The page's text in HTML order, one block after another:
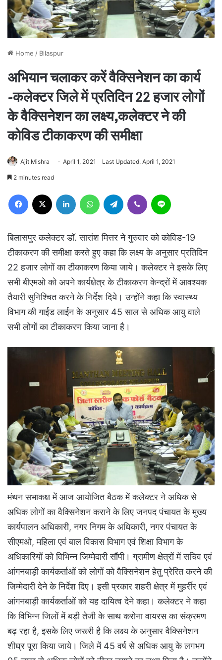
Home / Bilaspur
अभियान चलाकर करें वैक्सिनेशन का कार्य
-कलेक्टर जिले में प्रतिदिन 22 हजार लोगों
के वैक्सिनेशन का लक्ष्य,कलेक्टर ने की
कोविड टीकाकरण की समीक्षा
Ajit Mishra April 1, 2021 Last Updated: April 1, 2021
2 minutes read
Facebook LinkedIn WhatsAppTelegram Viber
बिलासपुर कलेक्टर डाॅ. सारांश मित्तर ने गुरुवार को कोविड-19
टीकाकरण की समीक्षा करते हुए कहा कि लक्ष्य के अनुसार प्रतिदिन
22 हजार लोगों का टीकाकरण किया जाये। कलेक्टर ने इसके लिए
सभी बीएमओ को अपने कार्यक्षेत्र के टीकाकरण केन्द्रों में आवश्यक
तैयारी सुनिश्चित करने के निर्देश दिये। उन्होंने कहा कि स्वास्थ्य
विभाग की गाईड लाईन के अनुसार 45 साल से अधिक आयु वाले
सभी लोगों का टीकाकरण किया जाना है।
मंथन सभाकक्ष में आज आयोजित बैठक में कलेक्टर ने अधिक से
अधिक लोगों का वैक्सिनेशन कराने के लिए जनपद पंचायत के मुख्य
कार्यपालन अधिकारी, नगर निगम के अधिकारी, नगर पंचायत के
सीएमओ, महिला एवं बाल विकास विभाग एवं शिक्षा विभाग के
अधिकारियों को विभिन्न जिम्मेदारी सौंपी। ग्रामीण क्षेत्रों में सचिव एवं
आंगनबाड़ी कार्यकर्ताओं को लोगों को वैक्सिनेशन हेतु प्रेरित करने की
जिम्मेदारी देने के निर्देश दिए। इसी प्रकार शहरी क्षेत्र में मुहर्रीर एवं
आंगनबाड़ी कार्यकर्ताओं को यह दायित्व देने कहा। कलेक्टर ने कहा
कि विभिन्न जिलों में बड़ी तेजी के साथ करोना वायरस का संक्रमण
बढ़ रहा है, इसके लिए जरूरी है कि लक्ष्य के अनुसार वैक्सिनेशन
शीघ्र पूरा किया जाये। जिले में 45 वर्ष से अधिक आयु के लगभग